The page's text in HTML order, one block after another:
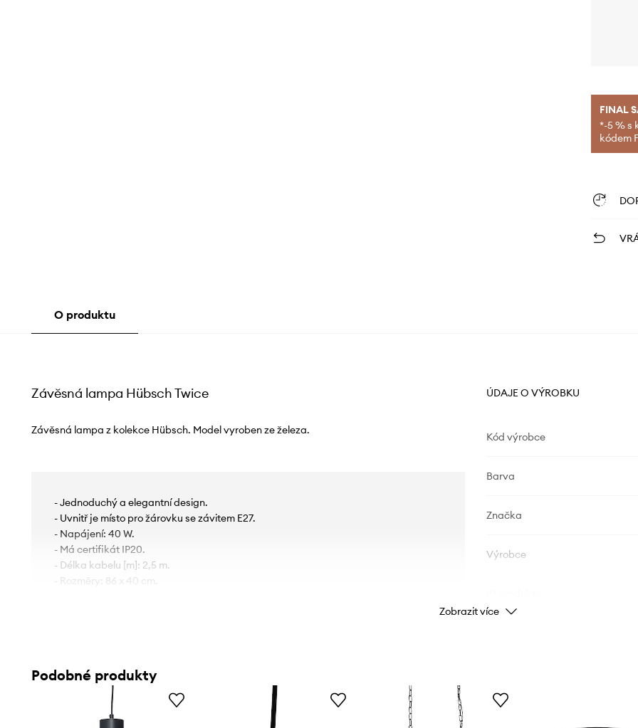
FINAL
*-5 % s
kódem
O produktu
Závěsná lampa Hübsch Twice
Závěsná lampa z kolekce Hübsch. Model vyroben ze železa.
- Jednoduchý a elegantní design.
- Uvnitř je místo pro žárovku se závitem E27.
- Napájení: 40 W.
- Má certifikát IP20.
- Délka kabelu [m]: 2,5 m.
- Rozměry: 86 x 40 cm.
ÚDAJE O VÝROBKU
Kód výrobce
Barva
Značka
Výrobce
Zobrazit více
Podobné produkty